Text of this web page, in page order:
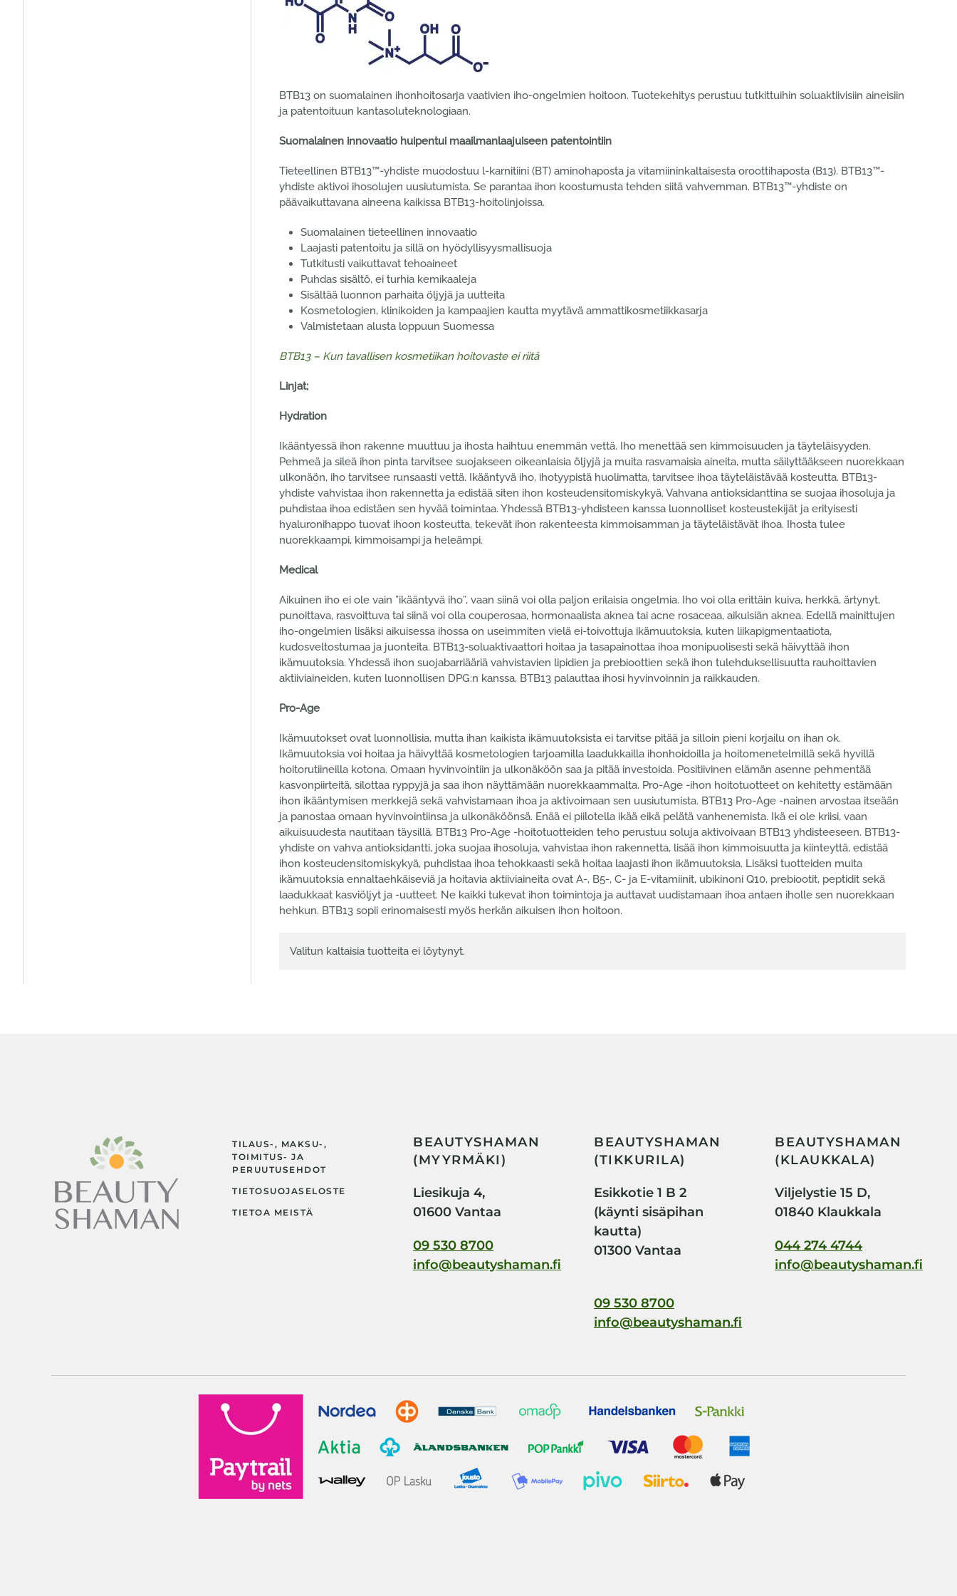
BTB13 on suomalainen ihonhoitosarja vaativien iho-ongelmien hoitoon. Tuotekehitys perustuu tutkittuihin soluaktiivisiin aineisiin
ja patentoituun kantasoluteknologiaan.
Suomalainen innovaatio huipentui maailmanlaajuiseen patentointiin
Tieteellinen BTB13™-yhdiste muodostuu l-karnitiini (BT) aminohaposta ja vitamiininkaltaisesta oroottihaposta (B13). BTB13™-
yhdiste aktivoi ihosolujen uusiutumista. Se parantaa ihon koostumusta tehden siitä vahvemman. BTB13™-yhdiste on
päävaikuttavana aineena kaikissa BTB13-hoitolinjoissa.
Suomalainen tieteellinen innovaatio
Laajasti patentoitu ja sillä on hyödyllisyysmallisuoja
Tutkitusti vaikuttavat tehoaineet
Puhdas sisältö, ei turhia kemikaaleja
Sisältää luonnon parhaita öljyjä ja uutteita
Kosmetologien, klinikoiden ja kampaajien kautta myytävä ammattikosmetiikkasarja
Valmistetaan alusta loppuun Suomessa
BTB13 – Kun tavallisen kosmetiikan hoitovaste ei riitä
Linjat;
Hydration
Ikääntyessä ihon rakenne muuttuu ja ihosta haihtuu enemmän vettä. Iho menettää sen kimmoisuuden ja täyteläisyyden.
Pehmeä ja sileä ihon pinta tarvitsee suojakseen oikeanlaisia öljyjä ja muita rasvamaisia aineita, mutta säilyttääkseen nuorekkaan
ulkonäön, iho tarvitsee runsaasti vettä. Ikääntyvä iho, ihotyypistä huolimatta, tarvitsee ihoa täyteläistävää kosteutta. BTB13-
yhdiste vahvistaa ihon rakennetta ja edistää siten ihon kosteudensitomiskykyä. Vahvana antioksidanttina se suojaa ihosoluja ja
puhdistaa ihoa edistäen sen hyvää toimintaa. Yhdessä BTB13-yhdisteen kanssa luonnolliset kosteustekijät ja erityisesti
hyaluronihappo tuovat ihoon kosteutta, tekevät ihon rakenteesta kimmoisamman ja täyteläistävät ihoa. Ihosta tulee
nuorekkaampi, kimmoisampi ja heleämpi.
Medical
Aikuinen iho ei ole vain ”ikääntyvä iho”, vaan siinä voi olla paljon erilaisia ongelmia. Iho voi olla erittäin kuiva, herkkä, ärtynyt,
punoittava, rasvoittuva tai siinä voi olla couperosaa, hormonaalista aknea tai acne rosaceaa, aikuisiän aknea. Edellä mainittujen
iho-ongelmien lisäksi aikuisessa ihossa on useimmiten vielä ei-toivottuja ikämuutoksia, kuten liikapigmentaatiota,
kudosveltostumaa ja juonteita. BTB13-soluaktivaattori hoitaa ja tasapainottaa ihoa monipuolisesti sekä häivyttää ihon
ikämuutoksia. Yhdessä ihon suojabarriääriä vahvistavien lipidien ja prebioottien sekä ihon tulehduksellisuutta rauhoittavien
aktiiviaineiden, kuten luonnollisen DPG:n kanssa, BTB13 palauttaa ihosi hyvinvoinnin ja raikkauden.
Pro-Age
Ikämuutokset ovat luonnollisia, mutta ihan kaikista ikämuutoksista ei tarvitse pitää ja silloin pieni korjailu on ihan ok.
Ikämuutoksia voi hoitaa ja häivyttää kosmetologien tarjoamilla laadukkailla ihonhoidoilla ja hoitomenetelmillä sekä hyvillä
hoitorutiineilla kotona. Omaan hyvinvointiin ja ulkonäköön saa ja pitää investoida. Positiivinen elämän asenne pehmentää
kasvonpiirteitä, silottaa ryppyjä ja saa ihon näyttämään nuorekkaammalta. Pro-Age -ihon hoitotuotteet on kehitetty estämään
ihon ikääntymisen merkkejä sekä vahvistamaan ihoa ja aktivoimaan sen uusiutumista. BTB13 Pro-Age -nainen arvostaa itseään
ja panostaa omaan hyvinvointiinsa ja ulkonäköönsä. Enää ei piilotella ikää eikä pelätä vanhenemista. Ikä ei ole kriisi, vaan
aikuisuudesta nautitaan täysillä. BTB13 Pro-Age -hoitotuotteiden teho perustuu soluja aktivoivaan BTB13 yhdisteeseen. BTB13-
yhdiste on vahva antioksidantti, joka suojaa ihosoluja, vahvistaa ihon rakennetta, lisää ihon kimmoisuutta ja kiinteyttä, edistää
ihon kosteudensitomiskykyä, puhdistaa ihoa tehokkaasti sekä hoitaa laajasti ihon ikämuutoksia. Lisäksi tuotteiden muita
ikämuutoksia ennaltaehkäiseviä ja hoitavia aktiiviaineita ovat A-, B5-, C- ja E-vitamiinit, ubikinoni Q10, prebiootit, peptidit sekä
laadukkaat kasviöljyt ja -uutteet. Ne kaikki tukevat ihon toimintoja ja auttavat uudistamaan ihoa antaen iholle sen nuorekkaan
hehkun. BTB13 sopii erinomaisesti myös herkän aikuisen ihon hoitoon.
Valitun kaltaisia tuotteita ei löytynyt.
TILAUS-, MAKSU-,
TOIMITUS- JA
PERUUTUSEHDOT
TIETOSUOJASELOSTE
TIETOA MEISTÄ
BEAUTYSHAMAN
(MYYRMÄKI)
Liesikuja 4,
01600 Vantaa
09 530 8700
info@beautyshaman.fi
BEAUTYSHAMAN
(TIKKURILA)
Esikkotie 1 B 2
(käynti sisäpihan
kautta)
01300 Vantaa
09 530 8700
info@beautyshaman.fi
BEAUTYSHAMAN
(KLAUKKALA)
Viljelystie 15 D,
01840 Klaukkala
044 274 4744
info@beautyshaman.fi